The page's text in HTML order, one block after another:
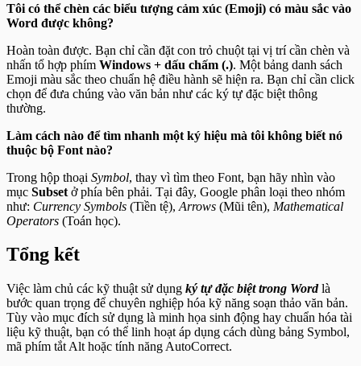
Tôi có thể chèn các biểu tượng cảm xúc (Emoji) có màu sắc vào
Word được không?
Hoàn toàn được. Bạn chỉ cần đặt con trỏ chuột tại vị trí cần chèn và
nhấn tổ hợp phím Windows + dấu chấm (.). Một bảng danh sách
Emoji màu sắc theo chuẩn hệ điều hành sẽ hiện ra. Bạn chỉ cần click
chọn để đưa chúng vào văn bản như các ký tự đặc biệt thông
thường.
Làm cách nào để tìm nhanh một ký hiệu mà tôi không biết nó
thuộc bộ Font nào?
Trong hộp thoại Symbol, thay vì tìm theo Font, bạn hãy nhìn vào
mục Subset ở phía bên phải. Tại đây, Google phân loại theo nhóm
như: Currency Symbols (Tiền tệ), Arrows (Mũi tên), Mathematical
Operators (Toán học).
Tổng kết
Việc làm chủ các kỹ thuật sử dụng ký tự đặc biệt trong Wordlà
bước quan trọng để chuyên nghiệp hóa kỹ năng soạn thảo văn bản.
Tùy vào mục đích sử dụng là minh họa sinh động hay chuẩn hóa tài
liệu kỹ thuật, bạn có thể linh hoạt áp dụng cách dùng bảng Symbol,
mã phím tắt Alt hoặc tính năng AutoCorrect.